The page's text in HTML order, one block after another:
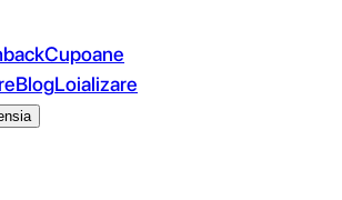
Cupoane
BlogLoializare